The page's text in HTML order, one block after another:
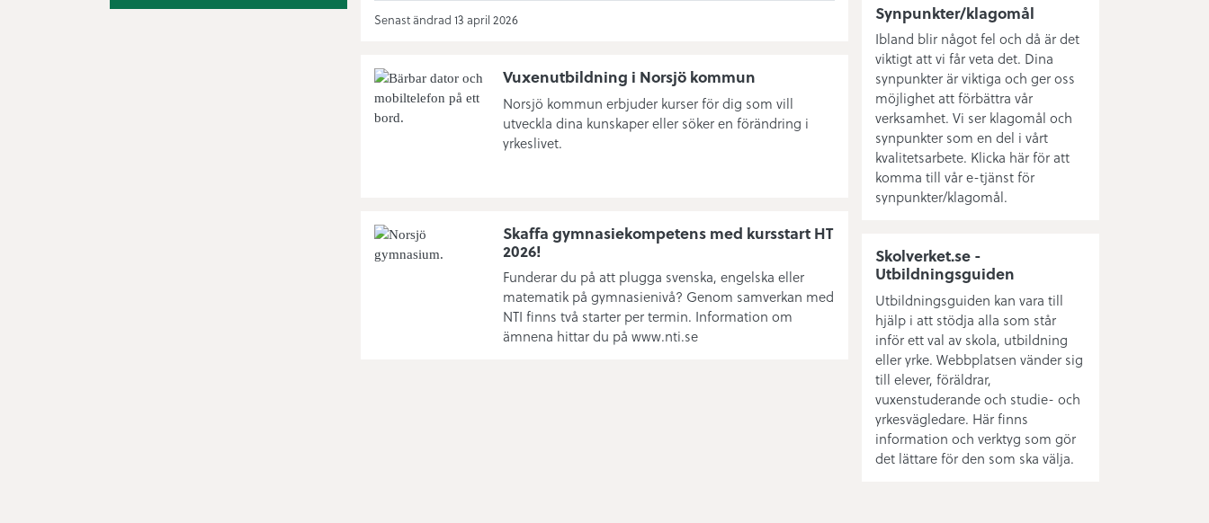
Senast ändrad 13 april 2026
Vuxenutbildning i Norsjö kommun
Norsjö kommun erbjuder kurser för dig som vill
utveckla dina kunskaper eller söker en förändring i
yrkeslivet.
Skaffa gymnasiekompetens med kursstart HT
2026!
Funderar du på att plugga svenska, engelska eller
matematik på gymnasienivå? Genom samverkan med
NTI finns två starter per termin. Information om
ämnena hittar du på www.nti.se
Synpunkter/klagomål
Ibland blir något fel och då är det
viktigt att vi får veta det. Dina
synpunkter är viktiga och ger oss
möjlighet att förbättra vår
verksamhet. Vi ser klagomål och
synpunkter som en del i vårt
kvalitetsarbete. Klicka här för att
komma till vår e-tjänst för
synpunkter/klagomål.
Skolverket.se -
Utbildningsguiden
Utbildningsguiden kan vara till
hjälp i att stödja alla som står
inför ett val av skola, utbildning
eller yrke. Webbplatsen vänder sig
till elever, föräldrar,
vuxenstuderande och studie- och
yrkesvägledare. Här finns
information och verktyg som gör
det lättare för den som ska välja.